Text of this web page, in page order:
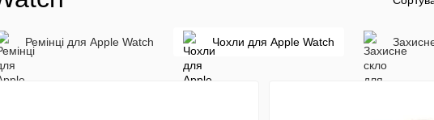
Ремінці для Apple Watch Чохли для Apple Watch